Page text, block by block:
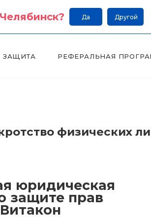
Челябинск? Да Другой
ЗАЩИТА РЕФЕРАЛЬНАЯ
физических
юридическая
защите прав